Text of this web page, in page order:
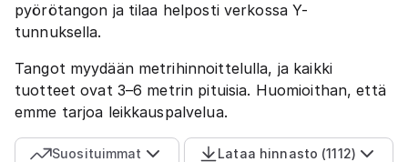
pyörötangon ja tilaa helposti verkossa Y-
tunnuksella.
Tangot myydään metrihinnoittelulla, ja kaikki
tuotteet ovat 3–6 metrin pituisia. Huomioithan, että
emme tarjoa leikkauspalvelua.
Suosituimmat Lataa hinnasto (1112)